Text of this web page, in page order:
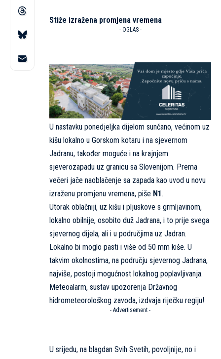
Stiže izražena promjena vremena
- OGLAS -
U nastavku ponedjeljka dijelom sunčano, većinom uz
kišu lokalno u Gorskom kotaru i na sjevernom
Jadranu, također moguće i na krajnjem
sjeverozapadu uz granicu sa Slovenijom. Prema
večeri jače naoblačenje sa zapada kao uvod u novu
izraženu promjenu vremena, piše N1.
Utorak oblačniji, uz kišu i pljuskove s grmljavinom,
lokalno obilnije, osobito duž Jadrana, i to prije svega
sjevernog dijela, ali i u područjima uz Jadran.
Lokalno bi moglo pasti i više od 50 mm kiše. U
takvim okolnostima, na području sjevernog Jadrana,
najviše, postoji mogućnost lokalnog poplavljivanja.
Meteoalarm, sustav upozorenja Državnog
hidrometeorološkog zavoda, izdvaja riječku regiju!
- Advertisement -
U srijedu, na blagdan Svih Svetih, povoljnije, no i